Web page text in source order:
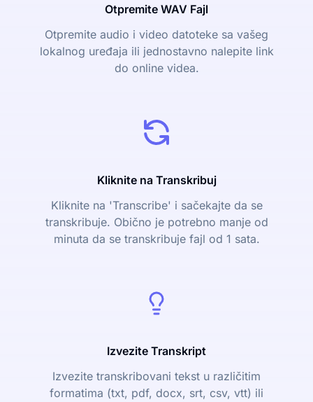
Otpremite WAV Fajl
Otpremite audio i video datoteke sa vašeg
lokalnog uređaja ili jednostavno nalepite link
do online videa.
Kliknite na Transkribuj
Kliknite na 'Transcribe' i sačekajte da se
transkribuje. Obično je potrebno manje od
minuta da se transkribuje fajl od 1 sata.
Izvezite Transkript
Izvezite transkribovani tekst u različitim
formatima (txt, pdf, docx, srt, csv, vtt) ili